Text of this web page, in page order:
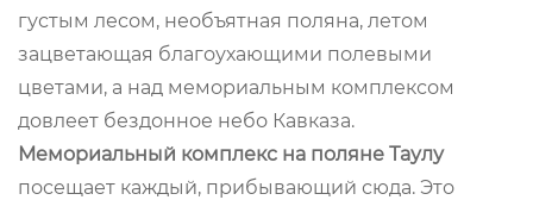
густым лесом, необъятная поляна, летом
зацветающая благоухающими полевыми
цветами, а над мемориальным комплексом
довлеет бездонное небо Кавказа.
Мемориальный комплекс на поляне Таулу
посещает каждый, прибывающий сюда. Это